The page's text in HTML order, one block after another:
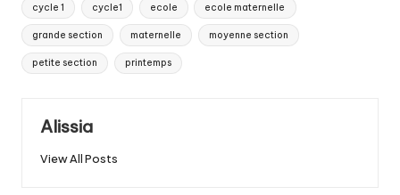
cycle 1 cycle1 ecole ecole maternelle
grande section maternelle moyenne section
petite section printemps
Alissia
View All Posts